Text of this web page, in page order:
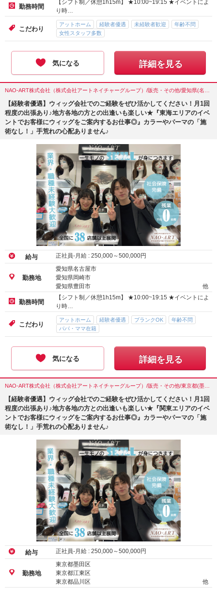
勤務時間
【シフト制／休憩1h15m】 ★10:00~19:15 ★イベントによ
り時…
こだわり
アットホーム 経験者優遇 未経験者歓迎
年齢不問
女性スタッフ多数
気になる 詳細を見る
【経験者優遇】ウィッグ会社でのご経験をぜひ活かしてください！月1回
程度の出張あり♪地方各地の方との出逢いも楽しい★『東海エリアのイベ
ントでお客様にウィッグをご案内するお仕事◎』カラーやパーマの「施
術なし！」手荒れの心配ありません♪
給与 正社員-月給 : 250,000～500,000円
勤務地
愛知県名古屋市
愛知県岡崎市
愛知県豊田市
他
勤務時間
【シフト制／休憩1h15m】 ★10:00~19:15 ★イベントによ
り時…
こだわり
アットホーム 経験者優遇 ブランクOK
年齢不問
パパ・ママ在籍
気になる 詳細を見る
【経験者優遇】ウィッグ会社でのご経験をぜひ活かしてください！月1回
程度の出張あり♪地方各地の方との出逢いも楽しい★『関東エリアのイベ
ントでお客様にウィッグをご案内するお仕事◎』カラーやパーマの「施
術なし！」手荒れの心配ありません♪
給与 正社員-月給 : 250,000～500,000円
勤務地
東京都墨田区
東京都江東区
東京都品川区
他